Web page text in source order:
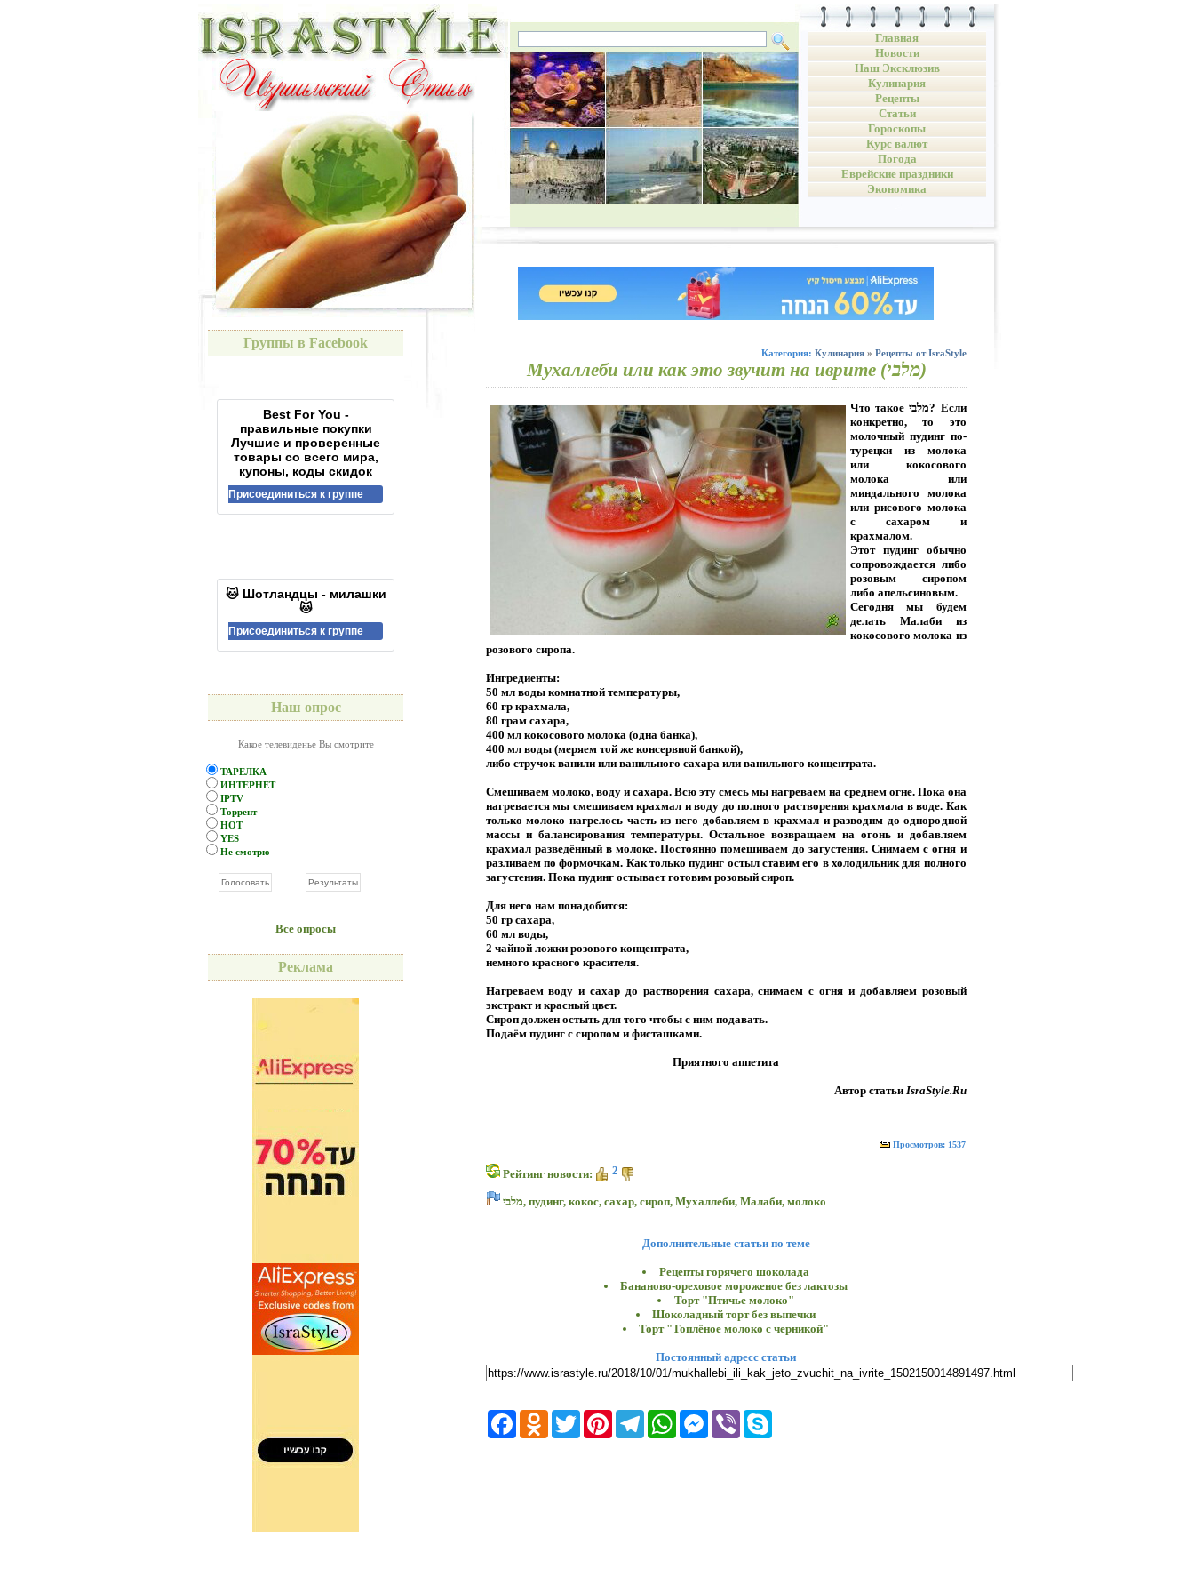
Главная
Новости
Наш Эксклюзив
Кулинария
Рецепты
Статьи
Гороскопы
Курс валют
Погода
Еврейские праздники
Экономика
Группы в Facebook
Best For You -
правильные покупки
Лучшие и проверенные
товары со всего мира,
купоны, коды скидок
Присоединиться к группе
🐱 Шотландцы - милашки
🐱
Присоединиться к группе
Наш опрос
Какое телевиденье Вы смотрите
ТАРЕЛКА
ИНТЕРНЕТ
IPTV
Торрент
HOT
YES
Не смотрю
Все опросы
Реклама
Категория: Кулинария» Рецепты от IsraStyle
Мухаллеби или как это звучит на иврите (מלבי)
Что такое מלבי? Если
конкретно, то это
молочный пудинг по-
турецки из молока
или кокосового
молока или
миндального молока
или рисового молока
с сахаром и
крахмалом.
Этот пудинг обычно
сопровождается либо
розовым сиропом
либо апельсиновым.
Сегодня мы будем
делать Малаби из
кокосового молока из
розового сиропа.
Ингредиенты:
50 мл воды комнатной температуры,
60 гр крахмала,
80 грам сахара,
400 мл кокосового молока (одна банка),
400 мл воды (меряем той же консервной банкой),
либо стручок ванили или ванильного сахара или ванильного концентрата.
Смешиваем молоко, воду и сахара. Всю эту смесь мы нагреваем на среднем огне. Пока она
нагревается мы смешиваем крахмал и воду до полного растворения крахмала в воде. Как
только молоко нагрелось часть из него добавляем в крахмал и разводим до однородной
массы и балансирования температуры. Остальное возвращаем на огонь и добавляем
крахмал разведённый в молоке. Постоянно помешиваем до загустения. Снимаем с огня и
разливаем по формочкам. Как только пудинг остыл ставим его в холодильник для полного
загустения. Пока пудинг остывает готовим розовый сироп.
Для него нам понадобится:
50 гр сахара,
60 мл воды,
2 чайной ложки розового концентрата,
немного красного красителя.
Нагреваем воду и сахар до растворения сахара, снимаем с огня и добавляем розовый
экстракт и красный цвет.
Сироп должен остыть для того чтобы с ним подавать.
Подаём пудинг с сиропом и фисташками.
Приятного аппетита
Автор статьи IsraStyle.Ru
Просмотров: 1537
Рейтинг новости: 2
מלבי, пудинг, кокос, сахар, сироп, Мухаллеби, Малаби, молоко
Дополнительные статьи по теме
Рецепты горячего шоколада
Бананово-ореховое мороженое без лактозы
Торт "Птичье молоко"
Шоколадный торт без выпечки
Торт "Топлёное молоко с черникой"
Постоянный адресс статьи
FacebookOdnoklassniki
TwitterPinterestTelegramWhatsAppMessenger
Viber Skype